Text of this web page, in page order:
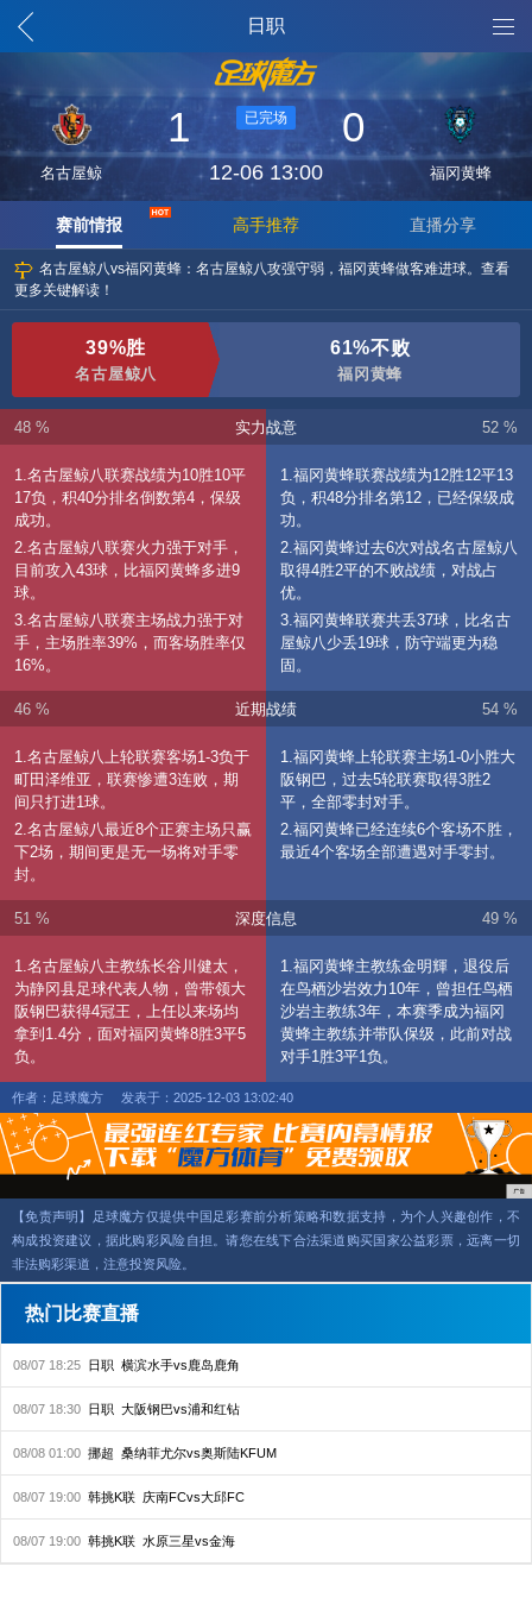
日职
名古屋鲸
1 已完场 0
12-06 13:00 福冈黄蜂
赛前情报 高手推荐 直播分享
名古屋鲸八vs福冈黄蜂：名古屋鲸八攻强守弱，福冈黄蜂做客难进球。查看
更多关键解读！
39%胜
名古屋鲸八
61%不败
福冈黄蜂
实力战意
48 %
1.名古屋鲸八联赛战绩为10胜10平
17负，积40分排名倒数第4，保级
成功。
2.名古屋鲸八联赛火力强于对手，
目前攻入43球，比福冈黄蜂多进9
球。
3.名古屋鲸八联赛主场战力强于对
手，主场胜率39%，而客场胜率仅
16%。
52 %
1.福冈黄蜂联赛战绩为12胜12平13
负，积48分排名第12，已经保级成
功。
2.福冈黄蜂过去6次对战名古屋鲸八
取得4胜2平的不败战绩，对战占
优。
3.福冈黄蜂联赛共丢37球，比名古
屋鲸八少丢19球，防守端更为稳
固。
近期战绩
46 %
1.名古屋鲸八上轮联赛客场1-3负于
町田泽维亚，联赛惨遭3连败，期
间只打进1球。
2.名古屋鲸八最近8个正赛主场只赢
下2场，期间更是无一场将对手零
封。
54 %
1.福冈黄蜂上轮联赛主场1-0小胜大
阪钢巴，过去5轮联赛取得3胜2
平，全部零封对手。
2.福冈黄蜂已经连续6个客场不胜，
最近4个客场全部遭遇对手零封。
深度信息
51 %
1.名古屋鲸八主教练长谷川健太，
为静冈县足球代表人物，曾带领大
阪钢巴获得4冠王，上任以来场均
拿到1.4分，面对福冈黄蜂8胜3平5
负。
49 %
1.福冈黄蜂主教练金明輝，退役后
在鸟栖沙岩效力10年，曾担任鸟栖
沙岩主教练3年，本赛季成为福冈
黄蜂主教练并带队保级，此前对战
对手1胜3平1负。
作者：足球魔方 发表于：2025-12-03 13:02:40
【免责声明】足球魔方仅提供中国足彩赛前分析策略和数据支持，为个人兴趣创作，不
构成投资建议，据此购彩风险自担。请您在线下合法渠道购买国家公益彩票，远离一切
非法购彩渠道，注意投资风险。
热门比赛直播
08/07 18:25 日职 横滨水手vs鹿岛鹿角
08/07 18:30 日职 大阪钢巴vs浦和红钻
08/08 01:00 挪超 桑纳菲尤尔vs奥斯陆KFUM
08/07 19:00 韩挑K联 庆南FCvs大邱FC
08/07 19:00 韩挑K联 水原三星vs金海